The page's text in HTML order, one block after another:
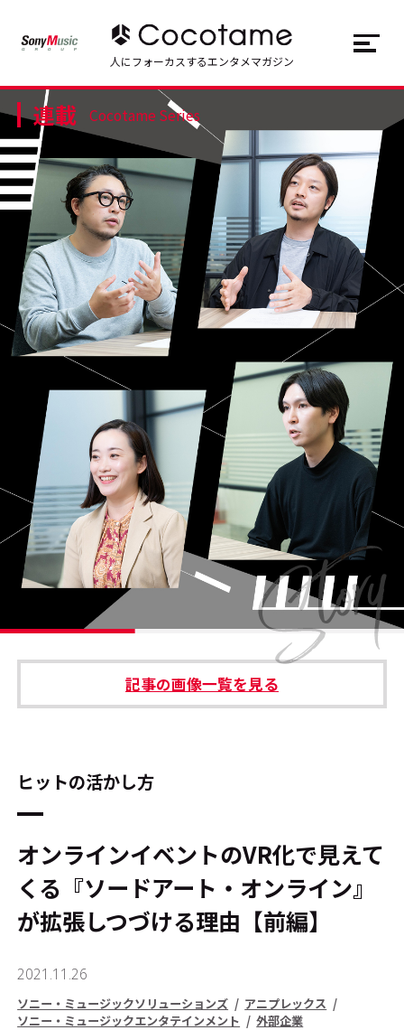
トップ Top
記事一覧 Articles
連載一覧 Series
Cocotameとは About
#エンタメ業界のちょっといい話
#サステナブルな取り組み #スタッフが語る
#リクルート
運営会社 プライバシーポリシー
本サイトご利用にあたって Cookie Settings
JP EN
人にフォーカスするエンタメマガジン
連載 Cocotame Series
記事の画像一覧を見る
ヒットの活かし方
オンラインイベントのVR化で見えて
くる『ソードアート・オンライン』
が拡張しつづける理由【前編】
2021.11.26
ソニー・ミュージックソリューションズ
アニプレックス
ソニー・ミュージックエンタテインメント
外部企業